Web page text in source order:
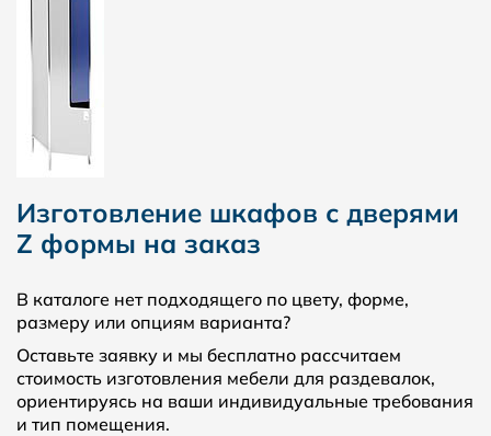
Изготовление шкафов с дверями
Z формы на заказ
В каталоге нет подходящего по цвету, форме,
размеру или опциям варианта?
Оставьте заявку и мы бесплатно рассчитаем
стоимость изготовления мебели для раздевалок,
ориентируясь на ваши индивидуальные требования
и тип помещения.